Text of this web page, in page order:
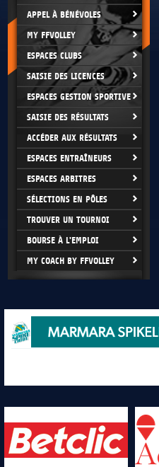
APPEL À BÉNÉVOLES
MY FFVOLLEY
ESPACES CLUBS
SAISIE DES LICENCES
ESPACES GESTION SPORTIVE
SAISIE DES RÉSULTATS
ACCÉDER AUX RÉSULTATS
ESPACES ENTRAÎNEURS
ESPACES ARBITRES
SÉLECTIONS EN PÔLES
TROUVER UN TOURNOI
BOURSE À L'EMPLOI
MY COACH BY FFVOLLEY